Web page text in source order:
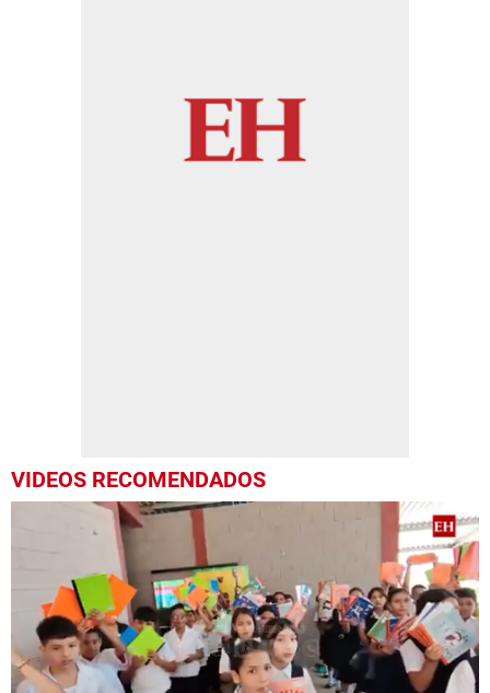
VIDEOS RECOMENDADOS